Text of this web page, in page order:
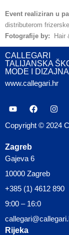
Event realiziran u
distributerom
​Fotografije by:
Hair
CALLEGARI
TALIJANSKA
MODE I DIZAJNA
www.callegari.hr
Copyright © 2024
Zagreb
Gajeva 6
10000 Zagreb
+385 (1) 4612 890
9:00 – 16:0
Rijeka